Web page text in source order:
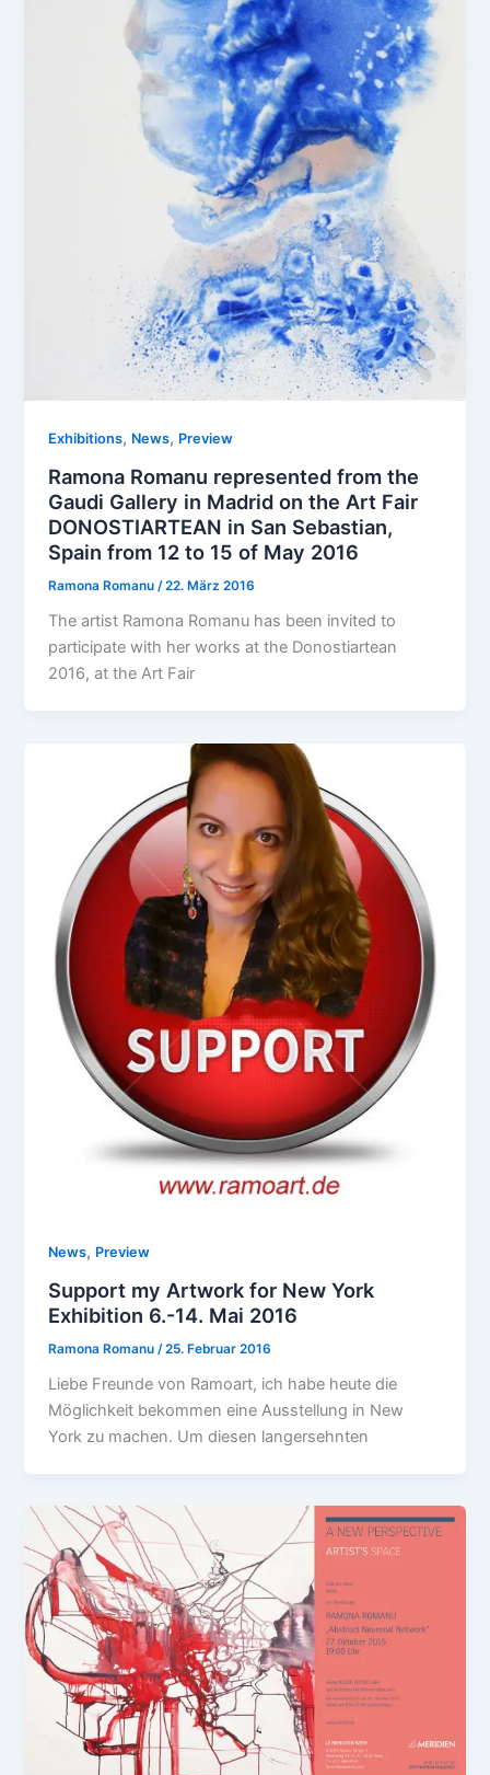
Exhibitions, News, Preview
Ramona Romanu represented from the
Gaudi Gallery in Madrid on the Art Fair
DONOSTIARTEAN in San Sebastian,
Spain from 12 to 15 of May 2016
Ramona Romanu /22. März 2016
The artist Ramona Romanu has been invited to
participate with her works at the Donostiartean
2016, at the Art Fair
News, Preview
Support my Artwork for New York
Exhibition 6.-14. Mai 2016
Ramona Romanu /25. Februar 2016
Liebe Freunde von Ramoart, ich habe heute die
Möglichkeit bekommen eine Ausstellung in New
York zu machen. Um diesen langersehnten